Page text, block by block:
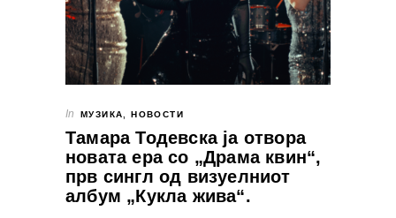
In МУЗИКА, НОВОСТИ
Тамара Тодевска ја отвора
новата ера со „Драма квин“,
прв сингл од визуелниот
албум „Кукла жива“.